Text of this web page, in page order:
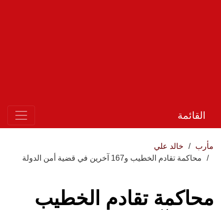
القائمة
مأرب
خالد علي
محاكمة تقادم الخطيب و167 آخرين في قضية أمن الدولة
محاكمة تقادم الخطيب